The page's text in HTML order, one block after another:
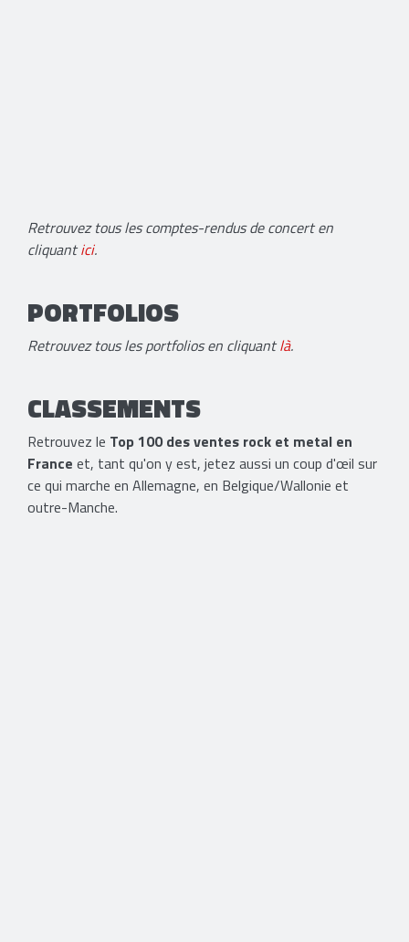
Retrouvez tous les comptes-rendus de concert en
cliquantici.
PORTFOLIOS
Retrouvez tous les portfolios en cliquantlà.
CLASSEMENTS
Retrouvez le Top 100 des ventes rock et metal en
France et, tant qu'on y est, jetez aussi un coup d'œil sur
ce qui marche en Allemagne, en Belgique/Wallonie et
outre-Manche.